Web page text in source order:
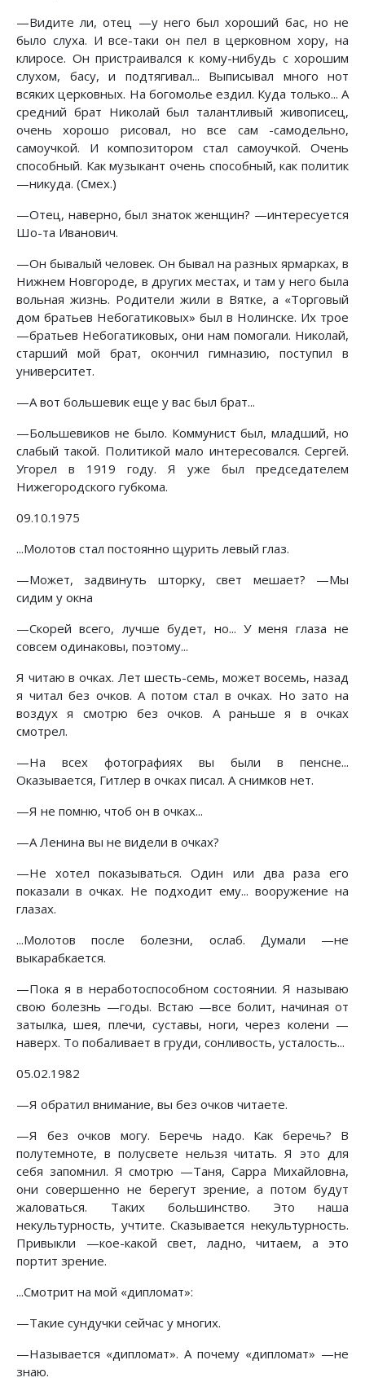
—Видите ли, отец —у него был хороший бас, но не
было слуха. И все-таки он пел в церковном хору, на
клиросе. Он пристраивался к кому-нибудь с хорошим
слухом, басу, и подтягивал... Выписывал много нот
всяких церковных. На богомолье ездил. Куда только... А
средний брат Николай был талантливый живописец,
очень хорошо рисовал, но все сам -самодельно,
самоучкой. И композитором стал самоучкой. Очень
способный. Как музыкант очень способный, как политик
—никуда. (Смех.)
—Отец, наверно, был знаток женщин? —интересуется
Шо-та Иванович.
—Он бывалый человек. Он бывал на разных ярмарках, в
Нижнем Новгороде, в других местах, и там у него была
вольная жизнь. Родители жили в Вятке, а «Торговый
дом братьев Небогатиковых» был в Нолинске. Их трое
—братьев Небогатиковых, они нам помогали. Николай,
старший мой брат, окончил гимназию, поступил в
университет.
—А вот большевик еще у вас был брат...
—Большевиков не было. Коммунист был, младший, но
слабый такой. Политикой мало интересовался. Сергей.
Угорел в 1919 году. Я уже был председателем
Нижегородского губкома.
09.10.1975
...Молотов стал постоянно щурить левый глаз.
—Может, задвинуть шторку, свет мешает? —Мы
сидим у окна
—Скорей всего, лучше будет, но... У меня глаза не
совсем одинаковы, поэтому...
Я читаю в очках. Лет шесть-семь, может восемь, назад
я читал без очков. А потом стал в очках. Но зато на
воздух я смотрю без очков. А раньше я в очках
смотрел.
—На всех фотографиях вы были в пенсне...
Оказывается, Гитлер в очках писал. А снимков нет.
—Я не помню, чтоб он в очках...
—А Ленина вы не видели в очках?
—Не хотел показываться. Один или два раза его
показали в очках. Не подходит ему... вооружение на
глазах.
...Молотов после болезни, ослаб. Думали —не
выкарабкается.
—Пока я в неработоспособном состоянии. Я называю
свою болезнь —годы. Встаю —все болит, начиная от
затылка, шея, плечи, суставы, ноги, через колени —
наверх. То побаливает в груди, сонливость, усталость...
05.02.1982
—Я обратил внимание, вы без очков читаете.
—Я без очков могу. Беречь надо. Как беречь? В
полутемноте, в полусвете нельзя читать. Я это для
себя запомнил. Я смотрю —Таня, Сарра Михайловна,
они совершенно не берегут зрение, а потом будут
жаловаться. Таких большинство. Это наша
некультурность, учтите. Сказывается некультурность.
Привыкли —кое-какой свет, ладно, читаем, а это
портит зрение.
...Смотрит на мой «дипломат»:
—Такие сундучки сейчас у многих.
—Называется «дипломат». А почему «дипломат» —не
знаю.